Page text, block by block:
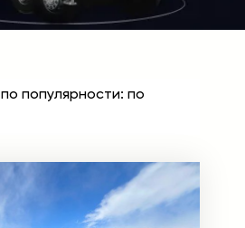
популярности: по